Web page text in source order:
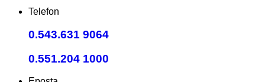
Telefon
0.543.631 9064
0.551.204 1000